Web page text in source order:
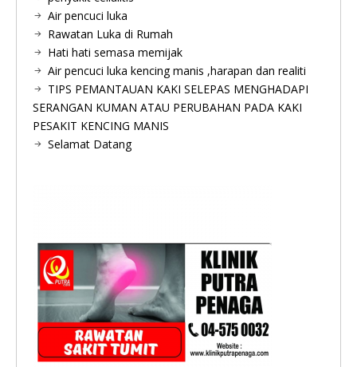
Air pencuci luka
Rawatan Luka di Rumah
Hati hati semasa memijak
Air pencuci luka kencing manis ,harapan dan realiti
TIPS PEMANTAUAN KAKI SELEPAS MENGHADAPI
SERANGAN KUMAN ATAU PERUBAHAN PADA KAKI
PESAKIT KENCING MANIS
Selamat Datang